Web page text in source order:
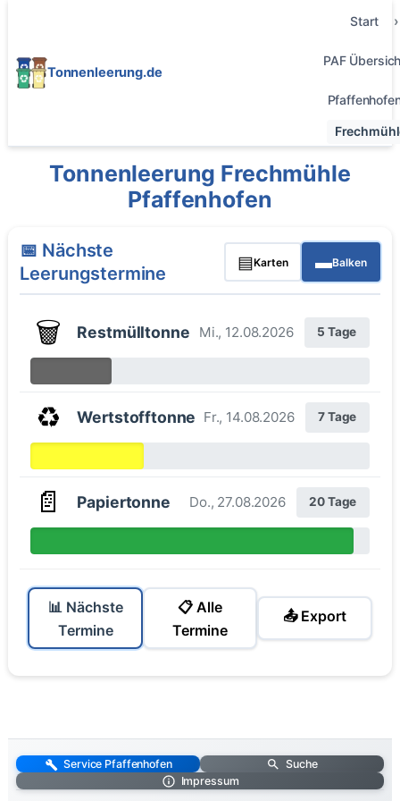
Tonnenleerung.de
Start
PAF
Tonnenleerung Frechmühle
Pfaffenhofen
📅 Nächste
Leerungstermine
▤Karten ▬Balken
🗑️ Restmülltonne Mi., 12.08.2026 5 Tage
♻️ Wertstofftonne Fr., 14.08.2026 7 Tage
📄 Papiertonne Do., 27.08.2026 20 Tage
📊 Nächste
Termine
📋 Alle
Termine
📤 Export
Service Pfaffenhofen
Suche
Impressum